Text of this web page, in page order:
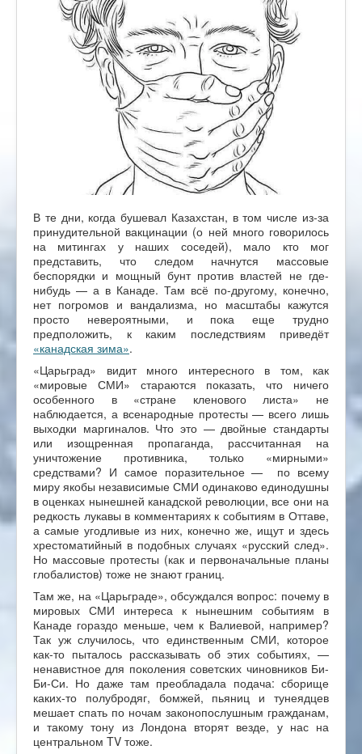
В те дни, когда бушевал Казахстан, в том числе из-за
принудительной вакцинации (о ней много говорилось
на митингах у наших соседей), мало кто мог
представить, что следом начнутся массовые
беспорядки и мощный бунт против властей не где-
нибудь — а в Канаде. Там всё по-другому, конечно,
нет погромов и вандализма, но масштабы кажутся
просто невероятными, и пока еще трудно
предположить, к каким последствиям приведёт
«канадская зима».
«Царьград» видит много интересного в том, как
«мировые СМИ» стараются показать, что ничего
особенного в «стране кленового листа» не
наблюдается, а всенародные протесты — всего лишь
выходки маргиналов. Что это — двойные стандарты
или изощренная пропаганда, рассчитанная на
уничтожение противника, только «мирными»
средствами? И самое поразительное — по всему
миру якобы независимые СМИ одинаково единодушны
в оценках нынешней канадской революции, все они на
редкость лукавы в комментариях к событиям в Оттаве,
а самые угодливые из них, конечно же, ищут и здесь
хрестоматийный в подобных случаях «русский след».
Но массовые протесты (как и первоначальные планы
глобалистов) тоже не знают границ.
Там же, на «Царьграде», обсуждался вопрос: почему в
мировых СМИ интереса к нынешним событиям в
Канаде гораздо меньше, чем к Валиевой, например?
Так уж случилось, что единственным СМИ, которое
как-то пыталось рассказывать об этих событиях, —
ненавистное для поколения советских чиновников Би-
Би-Си. Но даже там преобладала подача: сборище
каких-то полубродяг, бомжей, пьяниц и тунеядцев
мешает спать по ночам законопослушным гражданам,
и такому тону из Лондона вторят везде, у нас на
центральном TV тоже.